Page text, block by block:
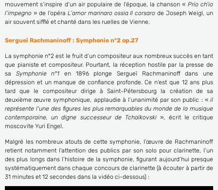
mouvement s’inspire d’un air populaire de l’époque, la chanson « Prio ch’io
l’impegno » de l’opéra L’amor marinaro ossia Il corsaro de Joseph Weigl, un
air souvent sifflé et chanté dans les ruelles de Vienne.
Sergueï Rachmaninoff : Symphonie n°2 op.27
La symphonie n°2 est le fruit d’un compositeur aux nombreux succès en tant
que pianiste et compositeur. Pourtant, la réception hostile par la presse de
sa Symphonie n°1 en 1896 plonge Sergueï Rachmaninoff dans une
dépression et un manque de confiance profonde. Ce n’est que 12 ans plus
tard que le compositeur dirige à Saint-Pétersbourg la création de sa
deuxième œuvre symphonique, applaudie à l’unanimité par son public : « il
représente l'une des figures les plus remarquables du monde de la musique
contemporaine, un digne successeur de Tchaïkovski », écrit le critique
moscovite Yuri Engel.
Malgré les nombreux atouts de cette symphonie, l’œuvre de Rachmaninoff
retient notamment l’attention des publics par son solo pour clarinette, l’un
des plus longs dans l’histoire de la symphonie, figurant aujourd’hui presque
systématiquement dans chaque concours de clarinette (à écouter à partir de
31 minutes et 12 secondes dans la vidéo ci-dessous) :